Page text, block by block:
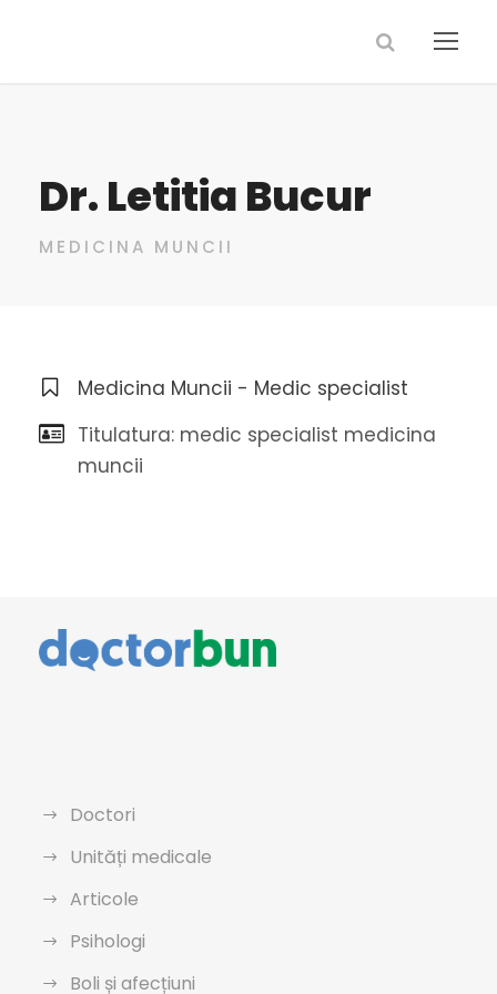
Dr. Letitia Bucur
MEDICINA MUNCII
Medicina Muncii - Medic specialist
Titulatura: medic specialist medicina
muncii
Doctori
Unități medicale
Articole
Psihologi
Boli și afecțiuni